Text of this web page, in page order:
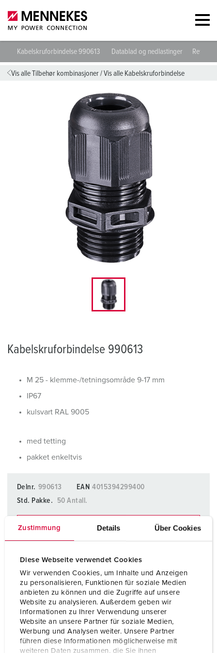
Zustimmung Details Über Cookies
Diese Webseite verwendet Cookies
Wir verwenden Cookies, um Inhalte und Anzeigen
zu personalisieren, Funktionen für soziale Medien
anbieten zu können und die Zugriffe auf unsere
Website zu analysieren. Außerdem geben wir
Informationen zu Ihrer Verwendung unserer
Website an unsere Partner für soziale Medien,
Werbung und Analysen weiter. Unsere Partner
führen diese Informationen möglicherweise mit
weiteren Daten zusammen, die Sie ihnen
Kabelskruforbindelse 990613 Datablad og nedlastinger
Vis alle Tilbehør kombinasjoner/Vis alle Kabelskruforbindelse
Kabelskruforbindelse 990613
M 25 - klemme-/tetningsområde 9-17 mm
IP67
kulsvart RAL 9005
med tetting
pakket enkeltvis
Delnr. 990613 EAN 4015394299400
Std. Pakke.
50 Antall.
LEGG TIL I BOKMERKER
handleliste-/handlekurvområdet.
Min liste(0) LEGG TIL
OPPRETT EN NY LISTE